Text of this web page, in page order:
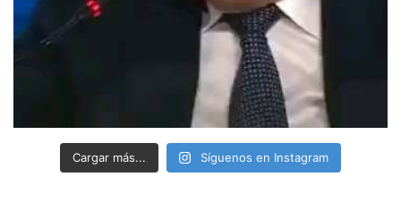
Cargar más... Síguenos en Instagram